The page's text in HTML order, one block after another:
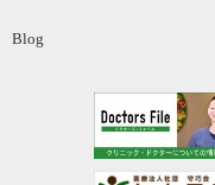
Blog